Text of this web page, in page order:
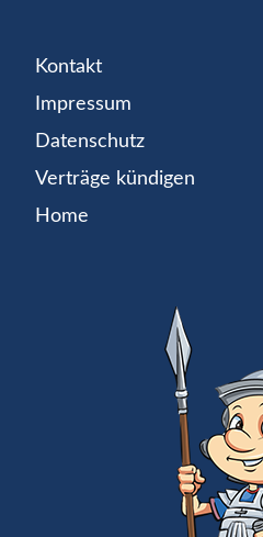
Kontakt
Impressum
Datenschutz
Verträge kündigen
Home